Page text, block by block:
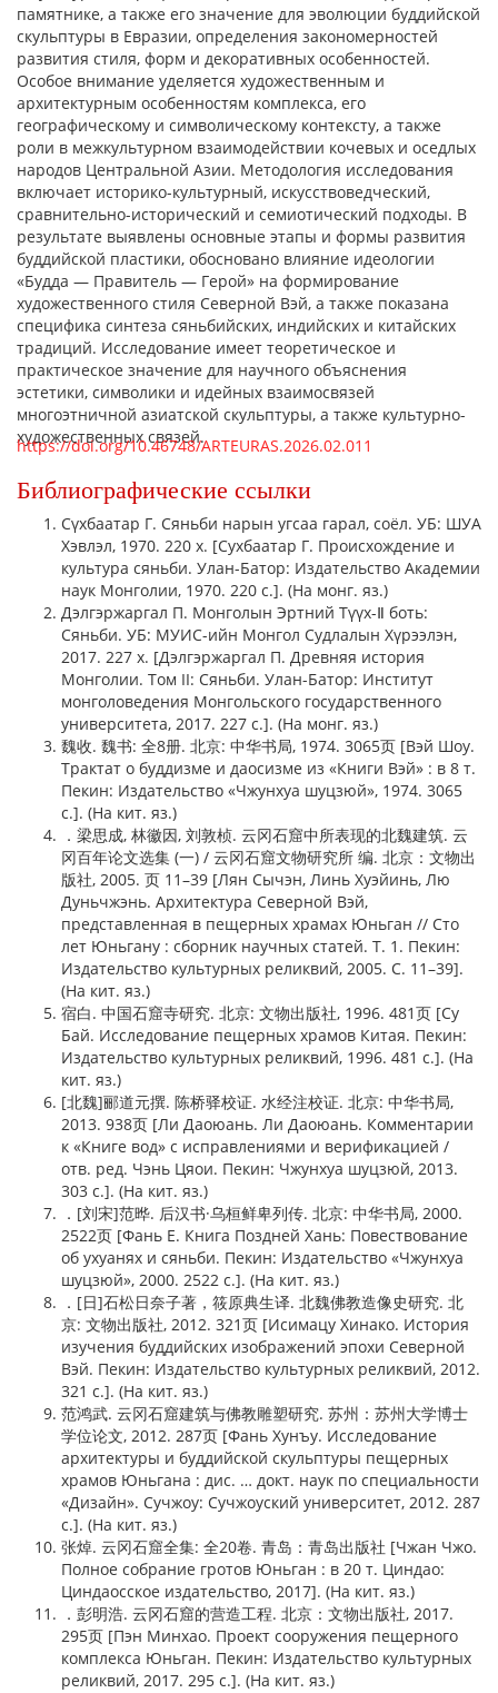
памятнике, а также его значение для эволюции буддийской
скульптуры в Евразии, определения закономерностей
развития стиля, форм и декоративных особенностей.
Особое внимание уделяется художественным и
архитектурным особенностям комплекса, его
географическому и символическому контексту, а также
роли в межкультурном взаимодействии кочевых и оседлых
народов Центральной Азии. Методология исследования
включает историко-культурный, искусствоведческий,
сравнительно-исторический и семиотический подходы. В
результате выявлены основные этапы и формы развития
буддийской пластики, обосновано влияние идеологии
«Будда — Правитель — Герой» на формирование
художественного стиля Северной Вэй, а также показана
специфика синтеза сяньбийских, индийских и китайских
традиций. Исследование имеет теоретическое и
практическое значение для научного объяснения
эстетики, символики и идейных взаимосвязей
многоэтничной азиатской скульптуры, а также культурно-
художественных связей.
https://doi.org/10.46748/ARTEURAS.2026.02.011
Библиографические ссылки
Сүхбаатар Г. Сяньби нарын угсаа гарал, соёл. УБ: ШУА
Хэвлэл, 1970. 220 х. [Сухбаатар Г. Происхождение и
культура сяньби. Улан-Батор: Издательство Академии
наук Монголии, 1970. 220 с.]. (На монг. яз.)
Дэлгэржаргал П. Монголын Эртний Түүх-Ⅱ боть:
Сяньби. УБ: МУИС-ийн Монгол Судлалын Хүрээлэн,
2017. 227 х. [Дэлгэржаргал П. Древняя история
Монголии. Том II: Сяньби. Улан-Батор: Институт
монголоведения Монгольского государственного
университета, 2017. 227 с.]. (На монг. яз.)
魏收. 魏书: 全8册. 北京: 中华书局, 1974. 3065页 [Вэй Шоу.
Трактат о буддизме и даосизме из «Книги Вэй» : в 8 т.
Пекин: Издательство «Чжунхуа шуцзюй», 1974. 3065
с.]. (На кит. яз.)
．梁思成, 林徽因, 刘敦桢. 云冈石窟中所表现的北魏建筑. 云
冈百年论文选集 (一) / 云冈石窟文物研究所 编. 北京：文物出
版社, 2005. 页 11–39 [Лян Сычэн, Линь Хуэйинь, Лю
Дуньчжэнь. Архитектура Северной Вэй,
представленная в пещерных храмах Юньган // Cто
лет Юньгану : сборник научных статей. Т. 1. Пекин:
Издательство культурных реликвий, 2005. С. 11–39].
(На кит. яз.)
宿白. 中国石窟寺研究. 北京: 文物出版社, 1996. 481页 [Су
Бай. Исследование пещерных храмов Китая. Пекин:
Издательство культурных реликвий, 1996. 481 с.]. (На
кит. яз.)
[北魏]郦道元撰. 陈桥驿校证. 水经注校证. 北京: 中华书局,
2013. 938页 [Ли Даоюань. Ли Даоюань. Комментарии
к «Книге вод» с исправлениями и верификацией /
отв. ред. Чэнь Цяои. Пекин: Чжунхуа шуцзюй, 2013.
303 с.]. (На кит. яз.)
．[刘宋]范晔. 后汉书·乌桓鲜卑列传. 北京: 中华书局, 2000.
2522页 [Фань Е. Книга Поздней Хань: Повествование
об ухуанях и сяньби. Пекин: Издательство «Чжунхуа
шуцзюй», 2000. 2522 с.]. (На кит. яз.)
．[日]石松日奈子著，筱原典生译. 北魏佛教造像史研究. 北
京: 文物出版社, 2012. 321页 [Исимацу Хинако. История
изучения буддийских изображений эпохи Северной
Вэй. Пекин: Издательство культурных реликвий, 2012.
321 с.]. (На кит. яз.)
范鸿武. 云冈石窟建筑与佛教雕塑研究. 苏州：苏州大学博士
学位论文, 2012. 287页 [Фань Хунъу. Исследование
архитектуры и буддийской скульптуры пещерных
храмов Юньгана : дис. … докт. наук по специальности
«Дизайн». Сучжоу: Сучжоуский университет, 2012. 287
с.]. (На кит. яз.)
张焯. 云冈石窟全集: 全20卷. 青岛：青岛出版社 [Чжан Чжо.
Полное собрание гротов Юньган : в 20 т. Циндао:
Циндаосское издательство, 2017]. (На кит. яз.)
．彭明浩. 云冈石窟的营造工程. 北京：文物出版社, 2017.
295页 [Пэн Минхао. Проект сооружения пещерного
комплекса Юньган. Пекин: Издательство культурных
реликвий, 2017. 295 с.]. (На кит. яз.)